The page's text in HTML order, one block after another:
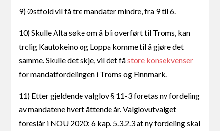
9) Østfold vil få tre mandater mindre, fra 9 til 6.
10) Skulle Alta søke om å bli overført til Troms, kan
trolig Kautokeino og Loppa komme til å gjøre det
samme. Skulle det skje, vil det fåstore konsekvenser
for mandatfordelingen i Troms og Finnmark.
11) Etter gjeldende valglov § 11-3 foretas ny fordeling
av mandatene hvert åttende år. Valglovutvalget
foreslår i NOU 2020: 6 kap. 5.3.2.3 at ny fordeling skal